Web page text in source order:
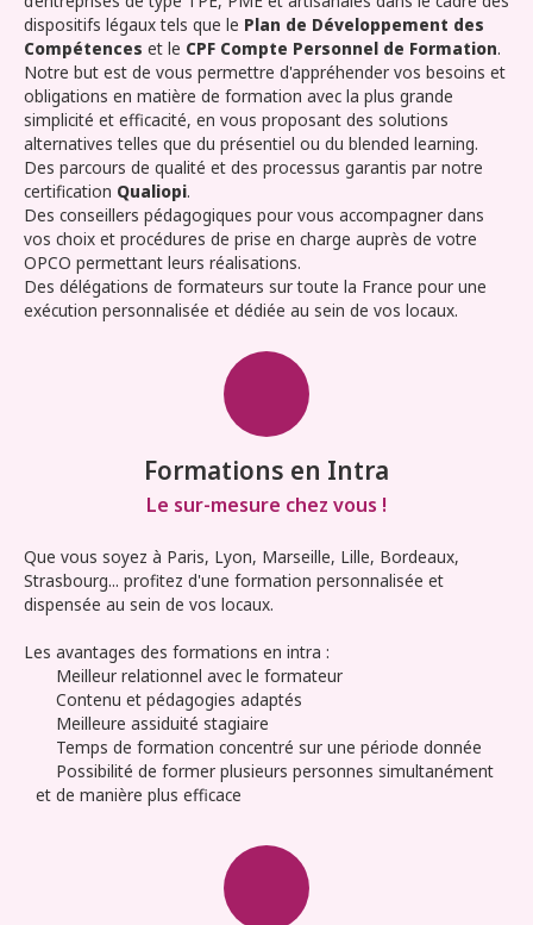
dispositifs légaux tels que le Plan de Développement des
Compétences et le CPF Compte Personnel de Formation.
Notre but est de vous permettre d'appréhender vos besoins et
obligations en matière de formation avec la plus grande
simplicité et efficacité, en vous proposant des solutions
alternatives telles que du présentiel ou du blended learning.
Des parcours de qualité et des processus garantis par notre
certification Qualiopi.
Des conseillers pédagogiques pour vous accompagner dans
vos choix et procédures de prise en charge auprès de votre
OPCO permettant leurs réalisations.
Des délégations de formateurs sur toute la France pour une
exécution personnalisée et dédiée au sein de vos locaux.
Formations en Intra
Le sur-mesure chez vous !
Que vous soyez à Paris, Lyon, Marseille, Lille, Bordeaux,
Strasbourg... profitez d'une formation personnalisée et
dispensée au sein de vos locaux.
Les avantages des formations en intra :
Meilleur relationnel avec le formateur
Contenu et pédagogies adaptés
Meilleure assiduité stagiaire
Temps de formation concentré sur une période donnée
Possibilité de former plusieurs personnes simultanément
et de manière plus efficace